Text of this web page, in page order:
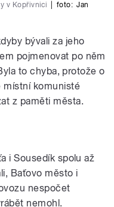
v Kopřivnici foto: Jan
bývali za jeho
pojmenovat po něm
to chyba, protože o
místní komunisté
z paměti města.
i Sousedík spolu až
Baťovo město i
nespočet
nemohl.